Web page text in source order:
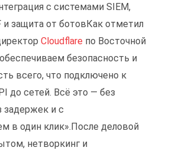
с системами SIEM,
и защита от ботовКак отметил
Cloudflare по Восточной
безопасность и
всего, что подключено к
до сетей. Всё это — без
задержек и с
в один клик».После деловой
нетворкинг и